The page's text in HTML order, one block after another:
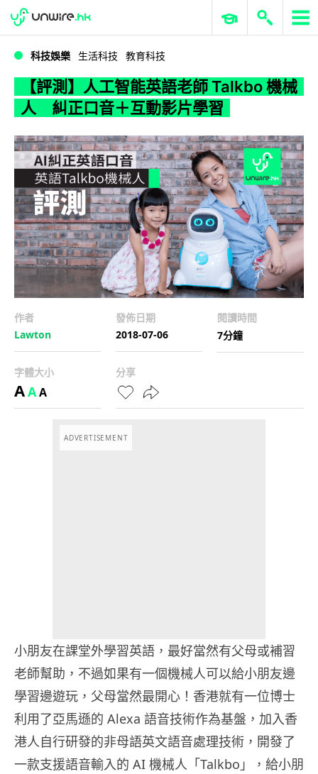
WWDC 2026 ERP 與商業 AI
科技娛樂 生活科技 教育科技
【評測】人工智能英語老師 Talkbo 機械
人 糾正口音＋互動影片學習
作者
Lawton
發佈日期
2018-07-06
閱讀時間
7分鐘
字體大小
AAA
分享
ADVERTISEMENT
小朋友在課堂外學習英語，最好當然有父母或補習
老師幫助，不過如果有一個機械人可以給小朋友邊
學習邊遊玩，父母當然最開心！香港就有一位博士
利用了亞馬遜的 Alexa 語音技術作為基盤，加入香
港人自行研發的非母語英文語音處理技術，開發了
一款支援語音輸入的 AI 機械人「Talkbo」，給小朋